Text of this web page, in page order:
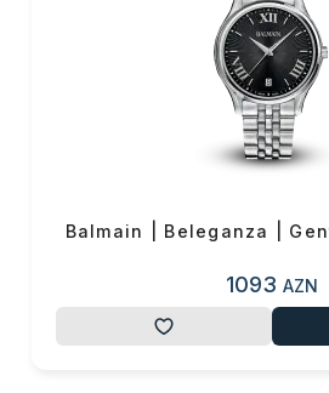
Balmain | Beleganza |
1093 AZN